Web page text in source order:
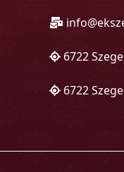
6722
6722